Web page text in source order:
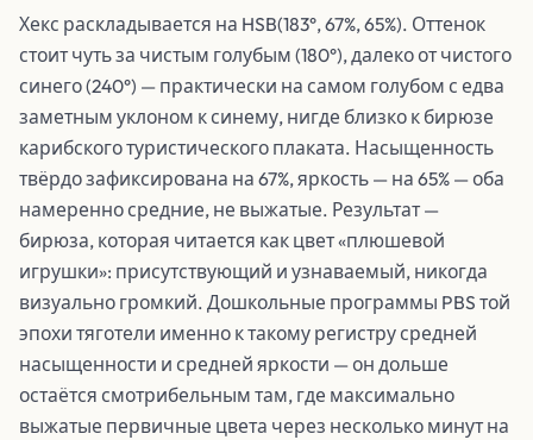
Хекс раскладывается на HSB(183°, 67%, 65%). Оттенок
стоит чуть за чистым голубым (180°), далеко от чистого
синего (240°) — практически на самом голубом с едва
заметным уклоном к синему, нигде близко к бирюзе
карибского туристического плаката. Насыщенность
твёрдо зафиксирована на 67%, яркость — на 65% — оба
намеренно средние, не выжатые. Результат —
бирюза, которая читается как цвет «плюшевой
игрушки»: присутствующий и узнаваемый, никогда
визуально громкий. Дошкольные программы PBS той
эпохи тяготели именно к такому регистру средней
насыщенности и средней яркости — он дольше
остаётся смотрибельным там, где максимально
выжатые первичные цвета через несколько минут на